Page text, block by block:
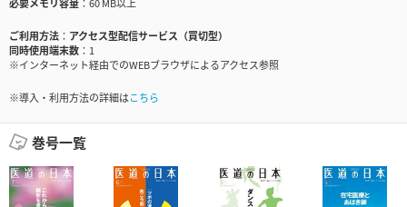
ご利用方法
アクセス型配信サービス（買切型）
同時使用端末数
1
※インターネット経由でのWEBブラウザによるアクセス参照
※導入・利用方法の詳細はこちら
巻号一覧